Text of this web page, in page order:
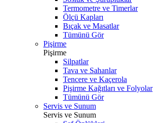
Termometre ve Timerlar
Ölçü Kapları
Bıçak ve Masatlar
Tümünü Gör
Pişirme
Pişirme
Silpatlar
Tava ve Sahanlar
Tencere ve Kaçerola
Pişirme Kağıtları ve Folyolar
Tümünü Gör
Servis ve Sunum
Servis ve Sunum